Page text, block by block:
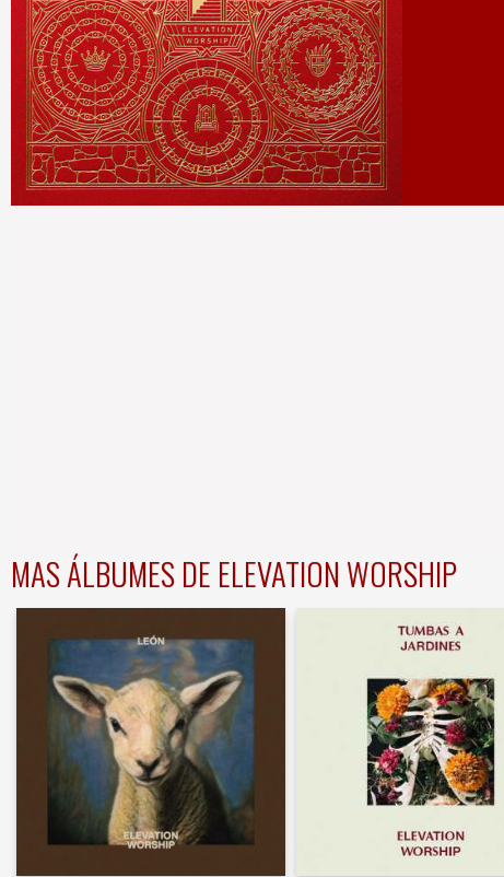
MAS ÁLBUMES DE ELEVATION WORSHIP